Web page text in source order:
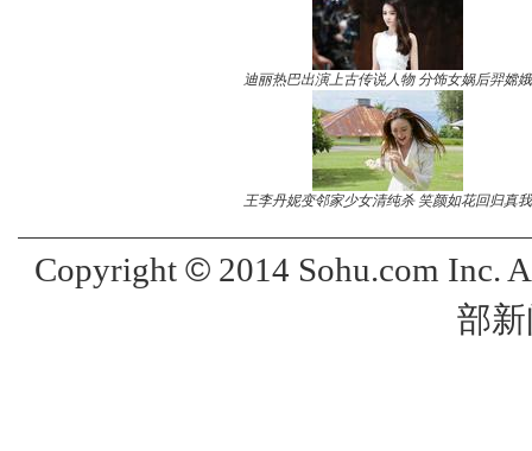
迪丽热巴出演上古传说人物 分饰女娲后羿嫦娥
王李丹妮变邻家少女清纯杀 笑颜如花回归真我
Copyright ©2014 Sohu.com Inc.
部